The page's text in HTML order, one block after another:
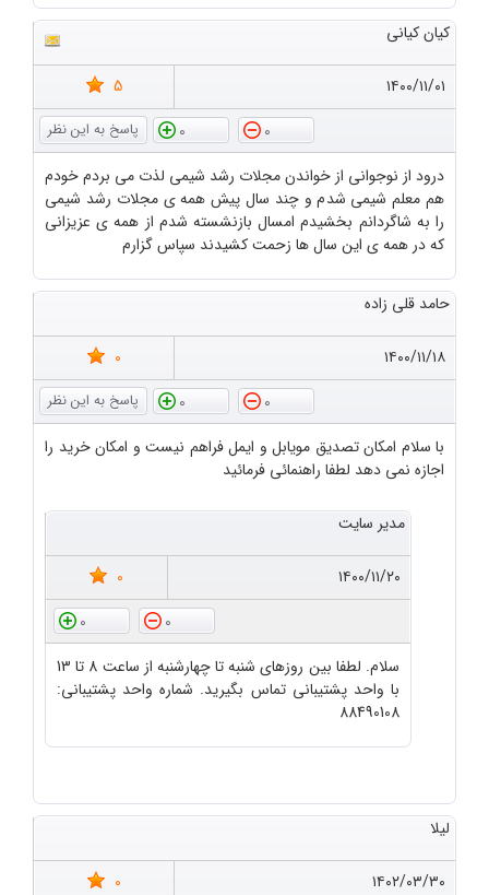
کیان کیانی
۱۴۰۰/۱۱/۰۱
5
0
0
درود از نوجوانی از خواندن مجلات رشد شیمی لذت می بردم خودم
هم معلم شیمی شدم و چند سال پیش همه ی مجلات رشد شیمی
را به شاگردانم بخشیدم امسال بازنشسته شدم از همه ی عزیزانی
که در همه ی این سال ها زحمت کشیدند سپاس گزارم
حامد قلی زاده
۱۴۰۰/۱۱/۱۸
0
0
0
با سلام امکان تصدیق مویابل و ایمل فراهم نیست و امکان خرید را
اجازه نمی دهد لطفا راهنمائی فرمائید
مدیر سایت
۱۴۰۰/۱۱/۲۰
0
0
0
سلام. لطفا بین روزهای شنبه تا چهارشنبه از ساعت 8 تا 13
با واحد پشتیبانی تماس بگیرید. شماره واحد پشتیبانی:
88490108
لیلا
۱۴۰۲/۰۳/۳۰
0